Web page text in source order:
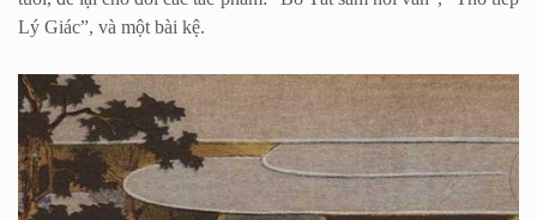
Lý Giác”, và một bài kệ.